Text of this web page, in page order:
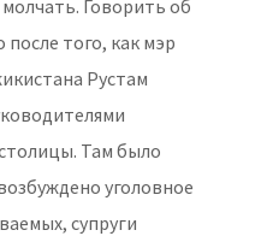
Говорить об
того, как мэр
Рустам
Там было
уголовное
супруги